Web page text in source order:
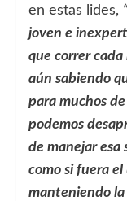
en estas lides,
joven e
que correr
aún sabiendo
para muchos
podemos
de manejar
como si fuera
manteniendo la